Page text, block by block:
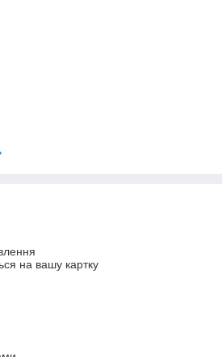
на вашу картку